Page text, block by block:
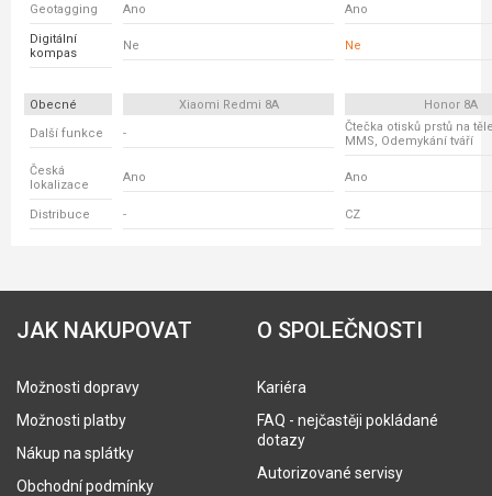
Geotagging Ano Ano
Digitální
kompas
Ne Ne
Obecné Xiaomi Redmi 8A
Honor 8A
Další funkce
-
Čtečka otisků prstů na
MMS, Odemykání tváří
Česká
lokalizace
Ano Ano
Distribuce - CZ
JAK NAKUPOVAT
Možnosti dopravy
Možnosti platby
Nákup na splátky
Obchodní podmínky
O SPOLEČNOSTI
Kariéra
FAQ - nejčastěji pokládané
dotazy
Autorizované servisy